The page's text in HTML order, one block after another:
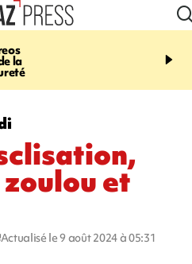
la
05:30
téléphérique Papang à
et
Actualisé le 9 août 2024 à 05:31